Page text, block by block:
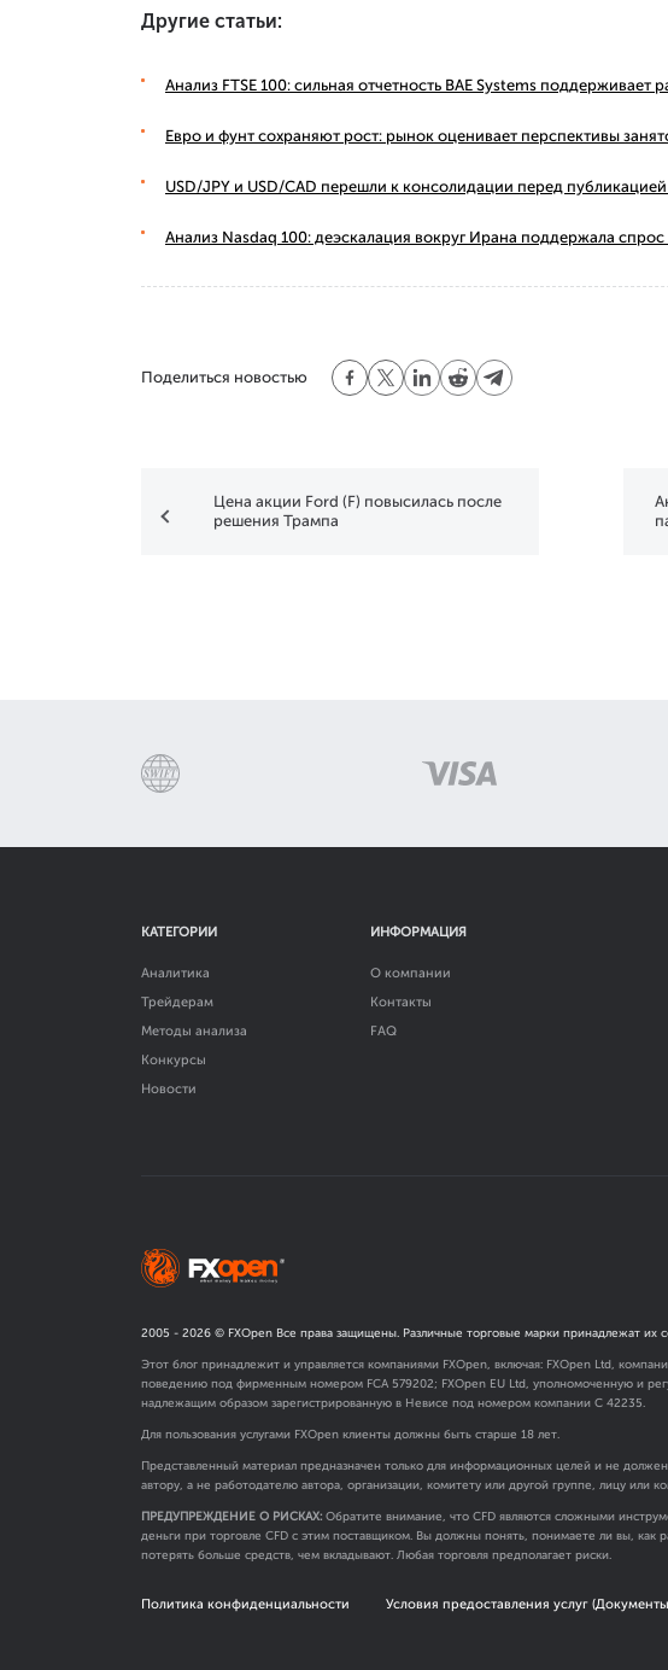
Другие статьи:
Анализ FTSE 100: сильная отчетность BAE Systems
Евро и фунт сохраняют рост: рынок оценивает перспективы
USD/JPY и USD/CAD перешли к консолидации перед публикацией
Анализ Nasdaq 100: деэскалация вокруг Ирана поддержала спрос
Поделиться новостью
Цена акции Ford (F) повысилась после
решения Трампа
КАТЕГОРИИ
Аналитика
Трейдерам
Методы анализа
Конкурсы
Новости
ИНФОРМАЦИЯ
О компании
Контакты
FAQ
2005 - 2026 © FXOpen Все права защищены. Различные торговые марки принадлежат их
Этот блог принадлежит и управляется компаниями FXOpen, включая: FXOpen Ltd,
поведению под фирменным номером FCA 579202; FXOpen EU Ltd, уполномоченную и
надлежащим образом зарегистрированную в Невисе под номером компании C 42235.
Для пользования услугами FXOpen клиенты должны быть старше 18 лет.
Представленный материал предназначен только для информационных целей и не
автору, а не работодателю автора, организации, комитету или другой группе, лицу или
ПРЕДУПРЕЖДЕНИЕ О РИСКАХ: Обратите внимание, что CFD являются сложными
деньги при торговле CFD с этим поставщиком. Вы должны понять, понимаете ли вы, как
потерять больше средств, чем вкладывают. Любая торговля предполагает риски.
Политика конфиденциальности Условия предоставления услуг